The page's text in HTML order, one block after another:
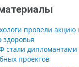
провели
здоровья
стали дипломантами
проектов